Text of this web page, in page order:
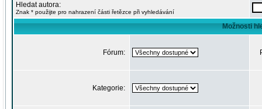
Hledat autora:
Znak * použijte pro nahrazení části řetězce při vyhledávání
Možnosti
Fórum:
Kategorie: